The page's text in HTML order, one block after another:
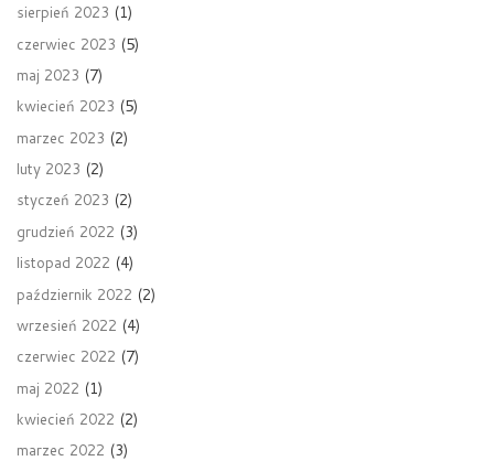
sierpień 2023 (1)
czerwiec 2023 (5)
maj 2023 (7)
kwiecień 2023 (5)
marzec 2023 (2)
luty 2023 (2)
styczeń 2023 (2)
grudzień 2022 (3)
listopad 2022 (4)
październik 2022 (2)
wrzesień 2022 (4)
czerwiec 2022 (7)
maj 2022 (1)
kwiecień 2022 (2)
marzec 2022 (3)